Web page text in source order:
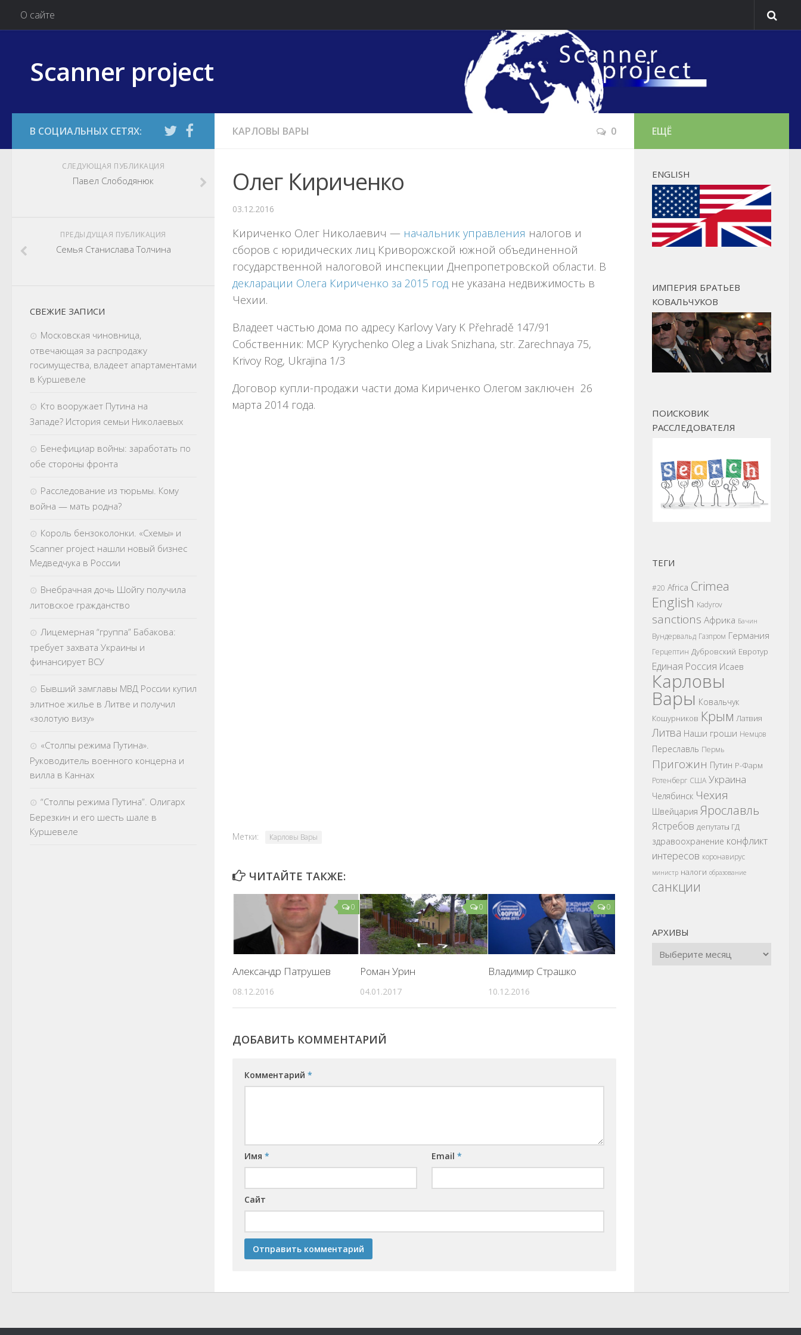
О сайте
Scanner project
КАРЛОВЫ ВАРЫ 0
Олег Кириченко
03.12.2016
Кириченко Олег Николаевич — начальник управления налогов и
сборов с юридических лиц Криворожской южной объединенной
государственной налоговой инспекции Днепропетровской области. В
декларации Олега Кириченко за 2015 год не указана недвижимость в
Чехии.
Владеет частью дома по адресу Karlovy Vary K Přehradě 147/91
Собственник: MCP Kyrychenko Oleg a Livak Snizhana, str. Zarechnaya 75,
Krivoy Rog, Ukrajina 1/3
Договор купли-продажи части дома Кириченко Олегом заключен 26
марта 2014 года.
Метки: Карловы Вары
ЧИТАЙТЕ ТАКЖЕ:
0
Александр Патрушев
08.12.2016
0
Роман Урин
04.01.2017
0
Владимир Страшко
10.12.2016
ДОБАВИТЬ КОММЕНТАРИЙ
Комментарий *
Имя * Email*
Сайт
СЛЕДУЮЩАЯ ПУБЛИКАЦИЯ
Павел Слободянюк
ПРЕДЫДУЩАЯ ПУБЛИКАЦИЯ
Семья Станислава Толчина
СВЕЖИЕ ЗАПИСИ
Московская чиновница,
отвечающая за распродажу
госимущества, владеет апартаментами
в Куршевеле
Кто вооружает Путина на
Западе? История семьи Николаевых
Бенефициар войны: заработать по
обе стороны фронта
Расследование из тюрьмы. Кому
война — мать родна?
Король бензоколонки. «Схемы» и
Scanner project нашли новый бизнес
Медведчука в России
Внебрачная дочь Шойгу получила
литовское гражданство
Лицемерная “группа” Бабакова:
требует захвата Украины и
финансирует ВСУ
Бывший замглавы МВД России купил
элитное жилье в Литве и получил
«золотую визу»
«Столпы режима Путина».
Руководитель военного концерна и
вилла в Каннах
“Столпы режима Путина”. Олигарх
Березкин и его шесть шале в
Куршевеле
ЕЩЁ
ENGLISH
ИМПЕРИЯ БРАТЬЕВ
КОВАЛЬЧУКОВ
ПОИСКОВИК
РАССЛЕДОВАТЕЛЯ
ТЕГИ
#20 Africa Crimea
English Kadyrov
sanctions Африка Бачин
Вундервальд Газпром Германия
Герцептин Дубровский Евротур
Единая Россия Исаев
Карловы
Вары Ковальчук
Кошурников Крым Латвия
Литва Наши гроши Немцов
Переславль Пермь
Пригожин Путин Р-Фарм
Ротенберг США Украина
Челябинск Чехия
Швейцария Ярославль
Ястребов депутаты ГД
здравоохранение конфликт
интересов коронавирус
министр налоги образование
санкции
АРХИВЫ